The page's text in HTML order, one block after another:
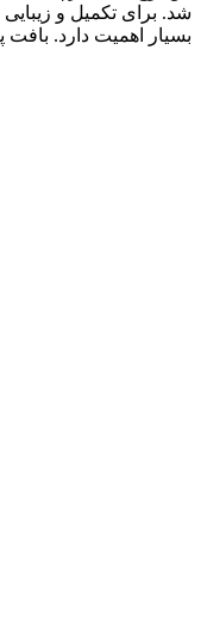
شد. برای تکمیل و زیبایی
بسیار اهمیت دارد. بافت